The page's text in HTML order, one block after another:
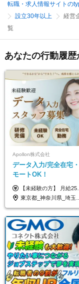
転職・求人情報サイトの
設立30年以上
経営
覧
あなたの行動履
Apollon株式会社
データ入力/完全在宅
モートOK！
【未経験の方】 月給25.5万円以上＋各種手当 【事務経験3年以上の方】 月給28万円以上＋各種手当 ※経験・スキル・年齢を考慮の上、決定します ※試用期間：3ヶ月(雇用形態は正社員、給与・待遇に変更はありません) ※残業代は全額別途支給 ※昇給：年1回（査定あり） ※賞与：年3回（業績に応じて支給） ＼努力がしっかり評価される環境です！／ 「どんなスキルを身につければ昇給できるか」が明確だから、 着実に成長しながら収入アップを目指せます。
東京都_神奈川県_埼玉県_千葉県_大阪府_愛知県_北海道_青森県_岩手県_宮城県_秋田県_山形県_福島県_茨城県_栃木県_群馬県_新潟県_山梨県_長野県_富山県_石川県_福井県_静岡県_岐阜県_三重県_兵庫県_京都府_滋賀県_奈良県_和歌山県_広島県_岡山県_鳥取県_島根県_山口県_徳島県_香川県_愛媛県_高知県_福岡県_熊本県_佐賀県_長崎県_大分県_宮崎県_鹿児島県_沖縄県